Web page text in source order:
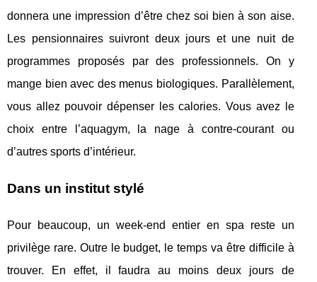
donnera une impression d’être chez soi bien à son aise.
Les pensionnaires suivront deux jours et une nuit de
programmes proposés par des professionnels. On y
mange bien avec des menus biologiques. Parallèlement,
vous allez pouvoir dépenser les calories. Vous avez le
choix entre l’aquagym, la nage à contre-courant ou
d’autres sports d’intérieur.
Dans un institut stylé
Pour beaucoup, un week-end entier en spa reste un
privilège rare. Outre le budget, le temps va être difficile à
trouver. En effet, il faudra au moins deux jours de